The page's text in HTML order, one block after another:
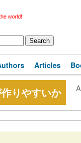
world!
Articles
りやすいか